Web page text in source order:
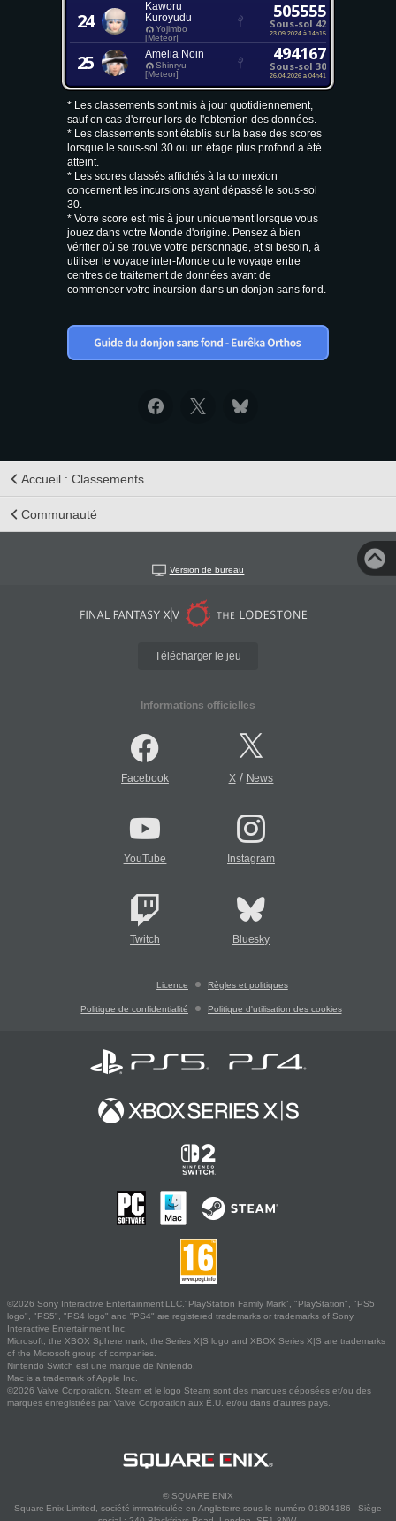
24
Kaworu
Kuroyudu
Yojimbo
[Meteor]
505555
Sous-sol 42
23.09.2024 à 14h15
25 Amelia Noin
Shinryu
[Meteor]
494167
Sous-sol 30
26.04.2026 à 04h41
* Les classements sont mis à jour quotidiennement,
sauf en cas d'erreur lors de l'obtention des données.
* Les classements sont établis sur la base des scores
lorsque le sous-sol 30 ou un étage plus profond a été
atteint.
* Les scores classés affichés à la connexion
concernent les incursions ayant dépassé le sous-sol
30.
* Votre score est mis à jour uniquement lorsque vous
jouez dans votre Monde d'origine. Pensez à bien
vérifier où se trouve votre personnage, et si besoin, à
utiliser le voyage inter-Monde ou le voyage entre
centres de traitement de données avant de
commencer votre incursion dans un donjon sans fond.
Accueil : Classements
Communauté
Version de bureau
Télécharger le jeu
Informations officielles
Facebook X/ News
YouTube Instagram
Twitch Bluesky
Licence Règles et politiques
Politique de confidentialité Politique d'utilisation des cookies
©2026 Sony Interactive Entertainment LLC."PlayStation Family Mark", "PlayStation", "PS5
logo", "PS5", "PS4 logo" and "PS4" are registered trademarks or trademarks of Sony
Interactive Entertainment Inc.
Microsoft, the XBOX Sphere mark, the Series X|S logo and XBOX Series X|S are trademarks
of the Microsoft group of companies.
Nintendo Switch est une marque de Nintendo.
Mac is a trademark of Apple Inc.
©2026 Valve Corporation. Steam et le logo Steam sont des marques déposées et/ou des
marques enregistrées par Valve Corporation aux É.U. et/ou dans d'autres pays.
© SQUARE ENIX
Square Enix Limited, société immatriculée en Angleterre sous le numéro 01804186 - Siège